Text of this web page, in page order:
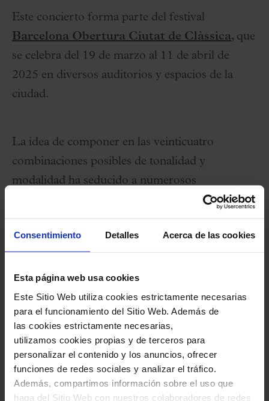
Consentimiento Detalles Acerca de las cookies
Esta página web usa cookies
Este Sitio Web utiliza cookies estrictamente necesarias
para el funcionamiento del Sitio Web. Además de
las cookies estrictamente necesarias,
utilizamos cookies propias y de terceros para
personalizar el contenido y los anuncios, ofrecer
funciones de redes sociales y analizar el tráfico.
Además, compartimos información sobre el uso que
haga del Sitio Web con nuestros colaboradores de redes
Este concierto forma parte del festival
Barcelona Obertura Ciutat de Clàssica, que
se celebra del 19 de marzo al 11 de abril de
2025 en diversos auditorios y espacios de la
ciudad.
La idea de componer en las veinticuatro
combinaciones posibles de tonalidad y
modalidad ha seducido a numerosos
compositores a lo largo de la historia. Buena
muestra es Shostakovich, de quien el presente
año se conmemora el 50 aniversario de su
esta premisa: susPreludios y fugas op. 87,
inspirándose en la magna obra de J. S. BachEl
clave bien temperado.La pianista rusaYulianna
Avdeeva
ha elegido esta enorme partitura, cuya
duración supera las dos horas, para una nueva
visita al Palau de la Música Catalana.